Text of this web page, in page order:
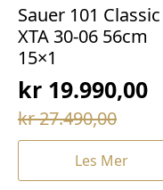
Sauer 101 Classic
XTA 30-06 56cm
15×1
kr27.490,00
Opprinnelig
pris
kr 19.990,00
Nåværende
pris
Les Mer